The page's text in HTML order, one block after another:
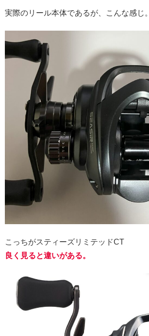
実際のリール本体であるが、こんな感じ。
こっちがスティーズリミテッドCT
良く見ると違いがある。